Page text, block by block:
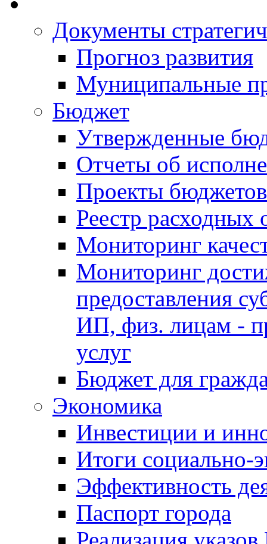
Документы
Прогноз развития
Муниципальные
Бюджет
Утвержденные
Отчеты об
Проекты бюджетов
Реестр расходных
Мониторинг
Мониторинг
предоставления
ИП, физ. лицам -
услуг
Бюджет для
Экономика
Инвестиции и
Итоги социально-
Эффективность
Паспорт города